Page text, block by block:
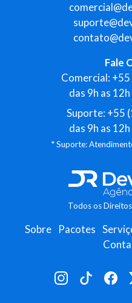
Fale
Comercial: +55
das 9h as
Suporte: +55
das 9h as
* Suporte:
Todos os
Sobre Pacotes